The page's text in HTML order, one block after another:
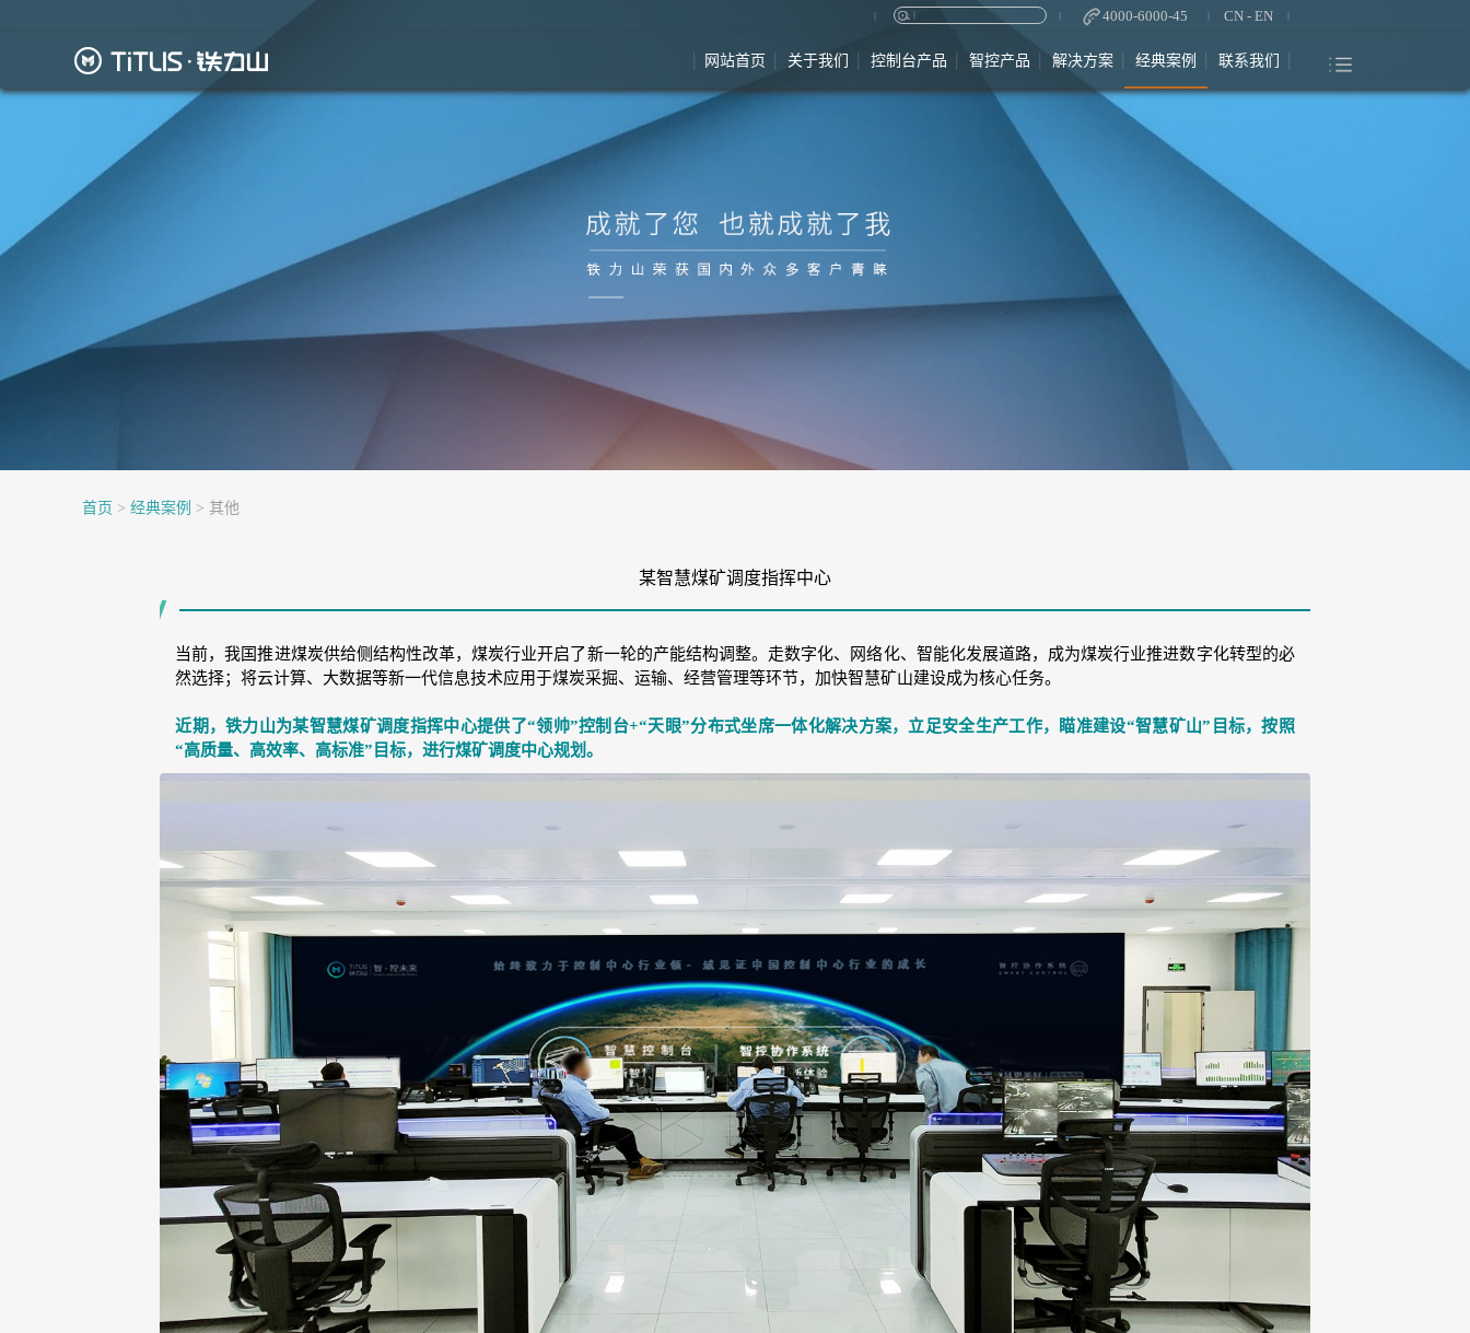
4000-6000-45 CN - EN
网站首页 关于我们 控制台产品 智控产品 解决方案 经典案例 联系我们
首页 > 经典案例 > 其他
某智慧煤矿调度指挥中心
当前，我国推进煤炭供给侧结构性改革，煤炭行业开启了新一轮的产能结构调整。走数字化、网络化、智能化发展道路，成为煤炭行业推进数字化转型的必
然选择；将云计算、大数据等新一代信息技术应用于煤炭采掘、运输、经营管理等环节，加快智慧矿山建设成为核心任务。
近期，铁力山为某智慧煤矿调度指挥中心提供了“领帅”控制台+“天眼”分布式坐席一体化解决方案，立足安全生产工作，瞄准建设“智慧矿山”目标，按照
“高质量、高效率、高标准”目标，进行煤矿调度中心规划。